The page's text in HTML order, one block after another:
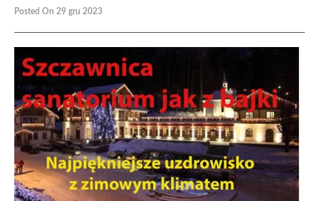
Posted On 29 gru 2023